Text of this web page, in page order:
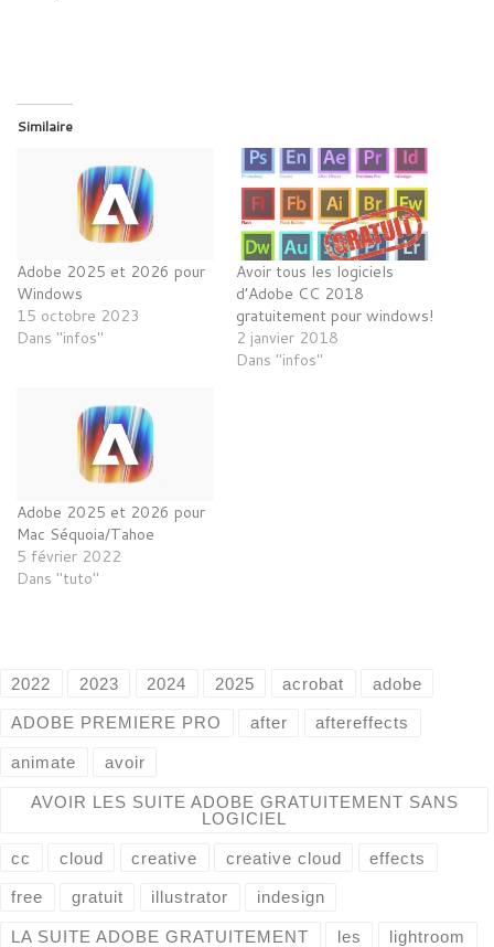
Similaire
Adobe 2025 et 2026 pour
Windows
15 octobre 2023
Dans "infos"
Avoir tous les logiciels
d’Adobe CC 2018
gratuitement pour windows!
2 janvier 2018
Dans "infos"
Adobe 2025 et 2026 pour
Mac Séquoia/Tahoe
5 février 2022
Dans "tuto"
2022 2023 2024 2025 acrobat adobe
ADOBE PREMIERE PRO after aftereffects
animate avoir
AVOIR LES SUITE ADOBE GRATUITEMENT SANS
LOGICIEL
cc cloud creative creative cloud effects
free gratuit illustrator indesign
LA SUITE ADOBE GRATUITEMENT les lightroom